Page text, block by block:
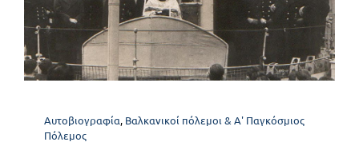
Αυτοβιογραφία Βαλκανικοί πόλεμοι & Α' Παγκόσμιος
Πόλεμος
Αυτοβιογραφία, Βαλκανικοί πόλεμοι & Α' Παγκόσμιος
Πόλεμος